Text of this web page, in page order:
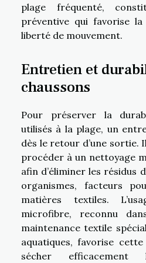
plage fréquenté,
préventive qui favorise
liberté de mouvement.
Entretien et
chaussons
Pour préserver la
utilisés à la plage, un
dès le retour d’une sortie.
procéder à un nettoyage
afin d’éliminer les résidus
organismes, facteurs
matières textiles.
microfibre, reconnu
maintenance textile
aquatiques, favorise
sécher